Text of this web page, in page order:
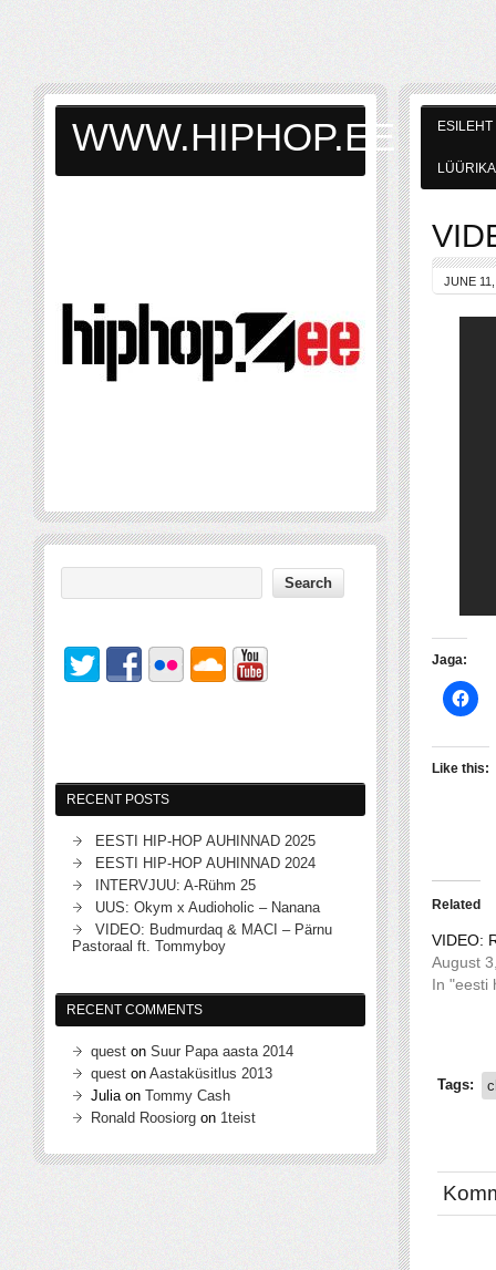
ESILEHT
LÜÜRIKA
JUNE
Jaga:
Like this:
Related
VIDEO:
August
In "eesti
Tags:
WWW.HIPHOP.EE
RECENT POSTS
EESTI HIP-HOP AUHINNAD 2025
EESTI HIP-HOP AUHINNAD 2024
INTERVJUU: A-Rühm 25
UUS: Okym x Audioholic – Nanana
VIDEO: Budmurdaq & MACI – Pärnu
Pastoraal ft. Tommyboy
RECENT COMMENTS
quest on Suur Papa aasta 2014
quest on Aastaküsitlus 2013
Juliaon Tommy Cash
Ronald Roosiorg on 1teist